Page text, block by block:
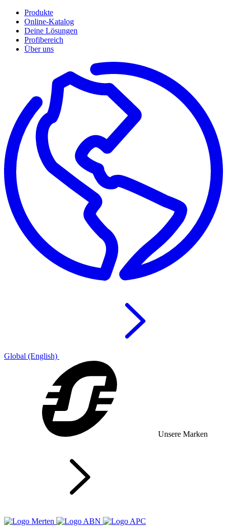
Produkte
Online-Katalog
Deine Lösungen
Profibereich
Über uns
Global (English)
Unsere Marken